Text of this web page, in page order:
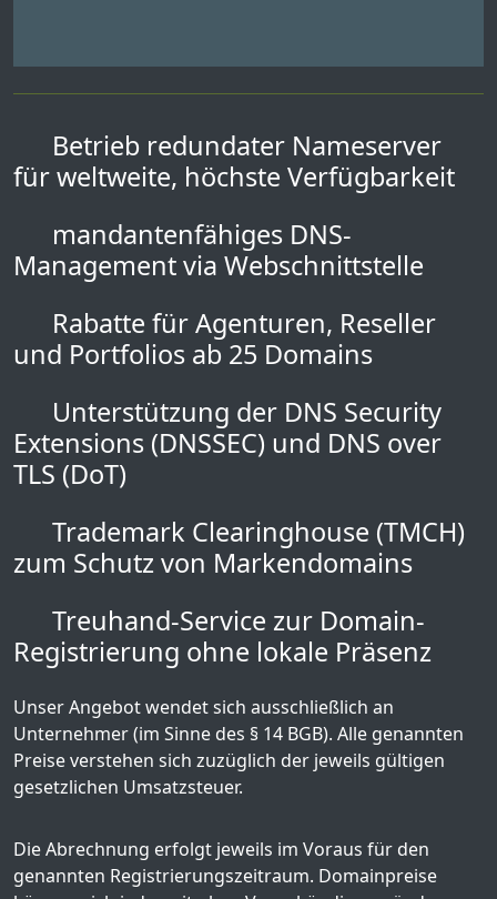
Betrieb redundater Nameserver
für weltweite, höchste Verfügbarkeit
mandantenfähiges DNS-
Management via Webschnittstelle
Rabatte für Agenturen, Reseller
und Portfolios ab 25 Domains
Unterstützung der DNS Security
Extensions (DNSSEC) und DNS over
TLS (DoT)
Trademark Clearinghouse (TMCH)
zum Schutz von Markendomains
Treuhand-Service zur Domain-
Registrierung ohne lokale Präsenz
Unser Angebot wendet sich ausschließlich an
Unternehmer (im Sinne des § 14 BGB). Alle genannten
Preise verstehen sich zuzüglich der jeweils gültigen
gesetzlichen Umsatzsteuer.
Die Abrechnung erfolgt jeweils im Voraus für den
genannten Registrierungszeitraum. Domainpreise